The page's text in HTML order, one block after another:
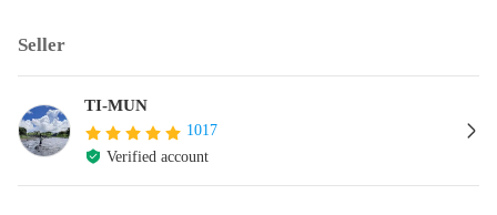
Seller
TI-MUN
1017
Verified account